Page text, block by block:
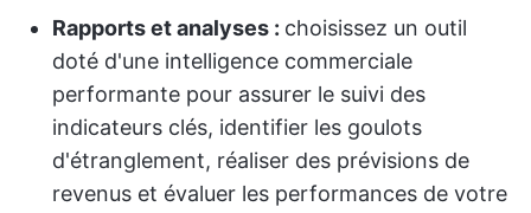
Rapports et analyses : choisissez un outil
doté d'une intelligence commerciale
performante pour assurer le suivi des
indicateurs clés, identifier les goulots
d'étranglement, réaliser des prévisions de
revenus et évaluer les performances de votre